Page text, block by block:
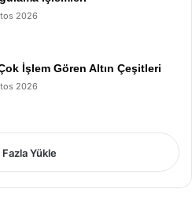
2026
İşlem Gören Altın Çeşitleri
2026
Fazla Yükle